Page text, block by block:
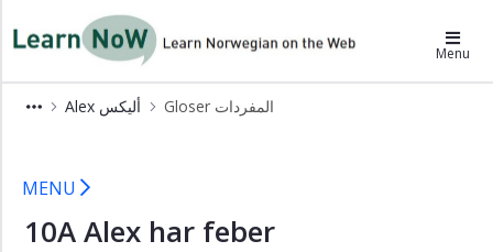
LearnNoW-ar Menu
Alex أليكس Gloser المفردات
×
Alex
أليكس
المرض
MENU
10A Alex har feber